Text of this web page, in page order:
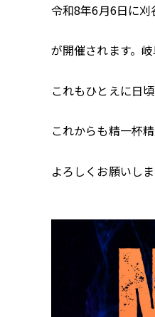
令和8年6月6日に
が開催されます。
これもひとえに日
これからも精一杯
よろしくお願いしま